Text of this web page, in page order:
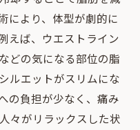
により、体型が劇的に
えば、ウエストライン
どの気になる部位の脂
ルエットがスリムにな
の負担が少なく、痛み
々がリラックスした状